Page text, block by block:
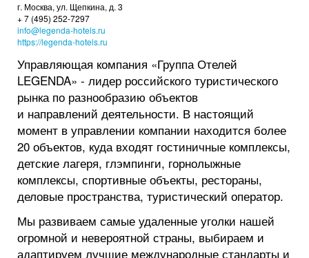
г. Москва, ул. Щепкина, д. 3
+ 7 (495) 252-7297
info@legenda-hotels.ru
https://legenda-hotels.ru
Управляющая компания «Группа Отелей
LEGENDA» - лидер российского туристического
рынка по разнообразию объектов
и направлений деятельности. В настоящий
момент в управлении компании находится более
20 объектов, куда входят гостиничные комплексы,
детские лагеря, глэмпинги, горнолыжные
комплексы, спортивные объекты, рестораны,
деловые пространства, туристический оператор.
Мы развиваем самые удаленные уголки нашей
огромной и невероятной страны, выбираем и
адаптируем лучшие международные стандарты и